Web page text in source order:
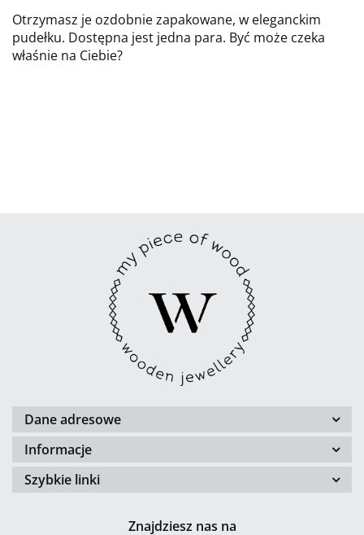
Otrzymasz je ozdobnie zapakowane, w eleganckim
pudełku. Dostępna jest jedna para. Być może czeka
właśnie na Ciebie?
Dane adresowe
Informacje
Szybkie linki
Znajdziesz nas na